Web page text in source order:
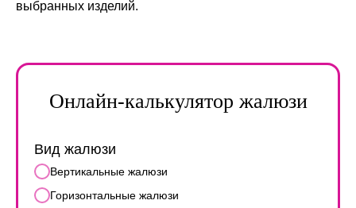
выбранных изделий.
Онлайн-калькулятор жалюзи
Вид жалюзи
Вертикальные жалюзи
Горизонтальные жалюзи